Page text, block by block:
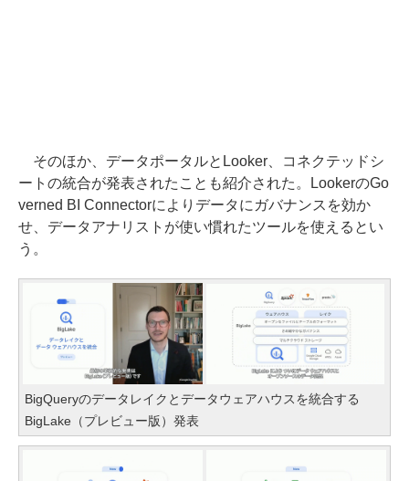
そのほか、データポータルとLooker、コネクテッドシ
ートの統合が発表されたことも紹介された。LookerのGo
verned BI Connectorによりデータにガバナンスを効か
せ、データアナリストが使い慣れたツールを使えるとい
う。
BigQueryのデータレイクとデータウェアハウスを統合する
BigLake（プレビュー版）発表